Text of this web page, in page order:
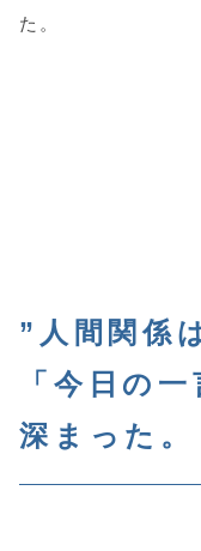
た。
”人間関係
「今日の
深まった。